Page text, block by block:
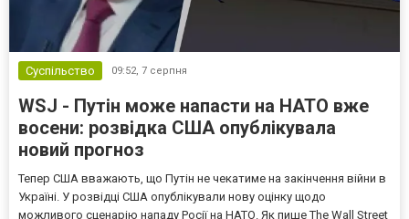
Суспільство 09:52, 7 серпня
WSJ - Путін може напасти на НАТО вже
восени: розвідка США опублікувала
новий прогноз
Тепер США вважають, що Путін не чекатиме на закінчення війни в
Україні. У розвідці США опублікували нову оцінку щодо
можливого сценарію нападу Росії на НАТО. Як пише The Wall Street